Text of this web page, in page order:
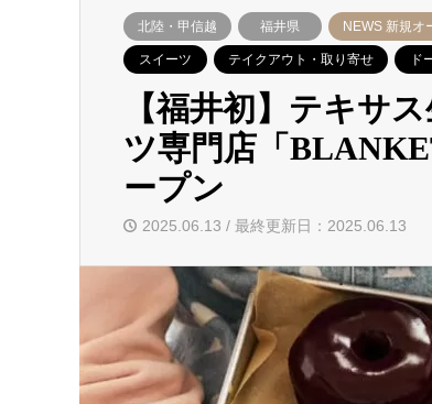
北陸・甲信越 福井県 NEWS 新規オ
スイーツ テイクアウト・取り寄せ ド
【福井初】テキサ
ツ専門店「
ープン
2025.06.13 / 最終更新日：2025.06.13